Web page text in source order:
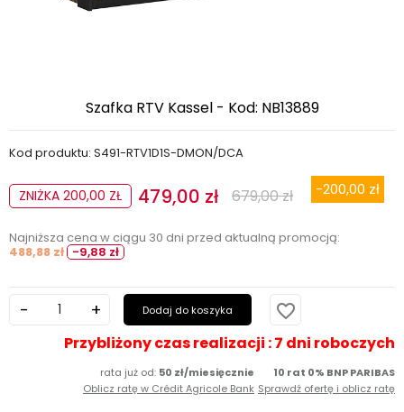
Szafka RTV Kassel - Kod: NB13889
Kod produktu: S491-RTV1D1S-DMON/DCA
479,00 zł
ZNIŻKA 200,00 ZŁ 679,00 zł -200,00 zł
Najniższa cena w ciągu 30 dni przed aktualną promocją:
488,88 zł -9,88 zł
Dodaj do koszyka favorite_border
Przybliżony czas realizacji : 7 dni roboczych
rata już od: 50 zł/miesięcznie
Oblicz ratę w Crédit Agricole Bank
10 rat 0% BNP PARIBAS
Sprawdź ofertę i oblicz ratę